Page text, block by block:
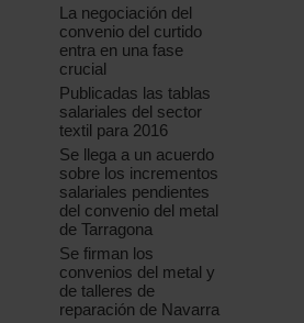
La negociación del
convenio del curtido
entra en una fase
crucial
Publicadas las tablas
salariales del sector
textil para 2016
Se llega a un acuerdo
sobre los incrementos
salariales pendientes
del convenio del metal
de Tarragona
Se firman los
convenios del metal y
de talleres de
reparación de Navarra